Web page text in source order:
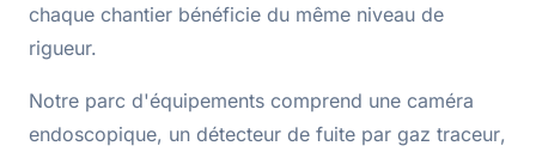
chaque chantier bénéficie du même niveau de
rigueur.
Notre parc d'équipements comprend une caméra
endoscopique, un détecteur de fuite par gaz traceur,